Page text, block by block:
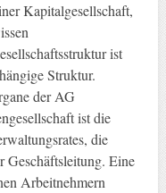
Kapitalgesellschaft,
ist
Struktur.
der AG
ist die
die
Geschäftsleitung. Eine
Arbeitnehmern